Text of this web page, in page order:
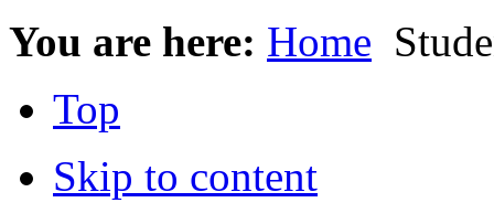
You are here: Home
Top
Skip to content